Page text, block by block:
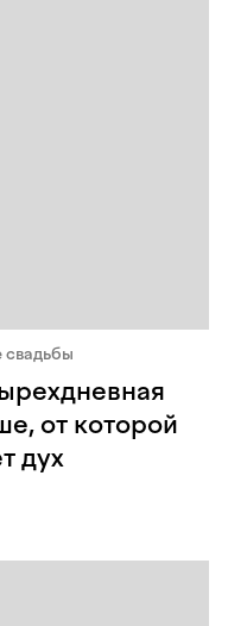
свадьбы
от которой
дух